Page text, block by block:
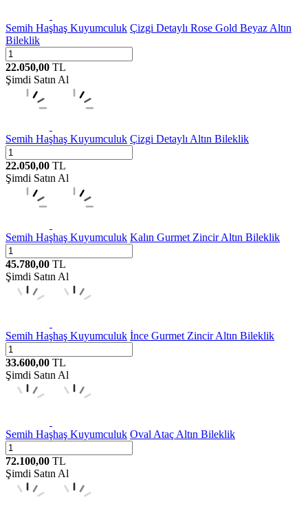
Semih Haşhaş Kuyumculuk Çizgi Detaylı Rose Gold Beyaz Altın
Bileklik
22.050,00 TL
Şimdi Satın Al
Semih Haşhaş Kuyumculuk Çizgi Detaylı Altın Bileklik
22.050,00 TL
Şimdi Satın Al
Semih Haşhaş Kuyumculuk Kalın Gurmet Zincir Altın Bileklik
45.780,00 TL
Şimdi Satın Al
Semih Haşhaş Kuyumculuk İnce Gurmet Zincir Altın Bileklik
33.600,00 TL
Şimdi Satın Al
Semih Haşhaş Kuyumculuk Oval Ataç Altın Bileklik
72.100,00 TL
Şimdi Satın Al